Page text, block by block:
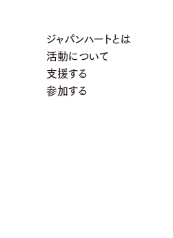
ジャパンハートとは
活動について
支援する
参加する